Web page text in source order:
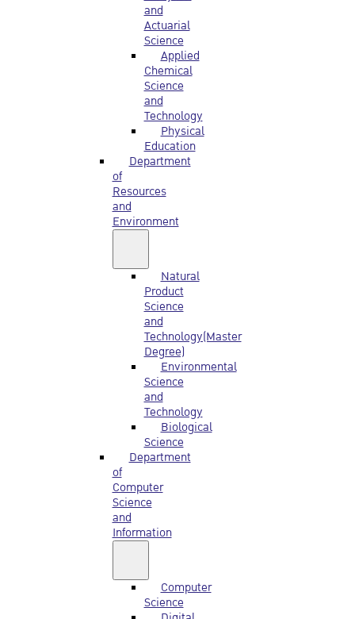
and
Actuarial
Science
Applied
Chemical
Science
and
Technology
Physical
Education
Department
of
Resources
and
Environment
Natural
Product
Science
and
Technology(Master
Degree)
Environmental
Science
and
Technology
Biological
Science
Department
of
Computer
Science
and
Information
Computer
Science